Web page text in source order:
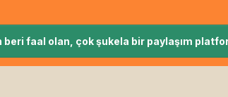
beri faal olan, çok şukela bir paylaşım